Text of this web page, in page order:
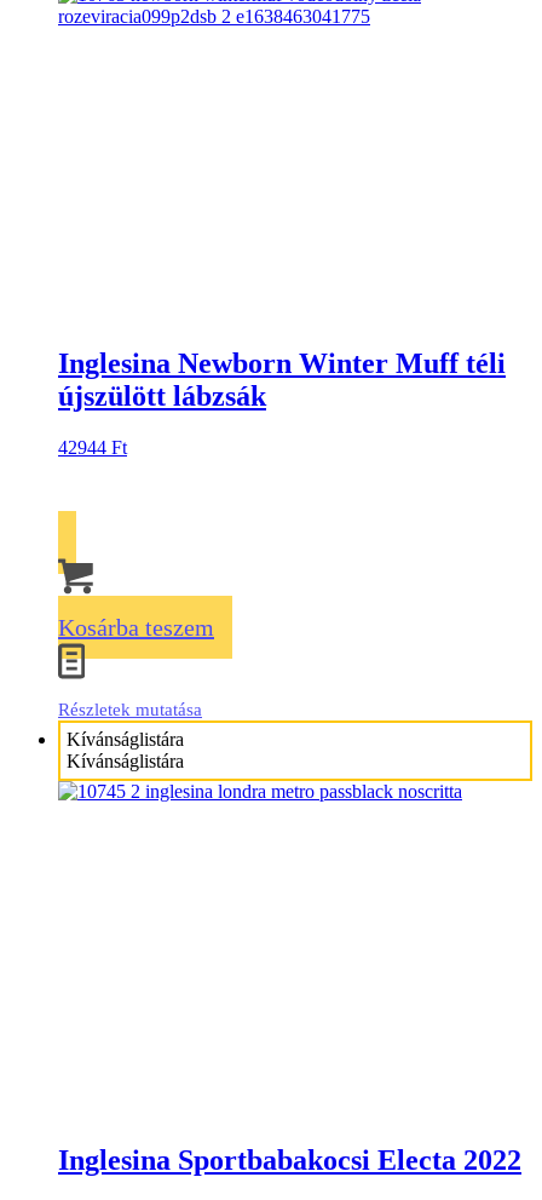
Inglesina Newborn Winter Muff téli
újszülött lábzsák
42944 Ft
Kosárba teszem
Részletek mutatása
Kívánságlistára
Kívánságlistára
Inglesina Sportbabakocsi Electa 2022